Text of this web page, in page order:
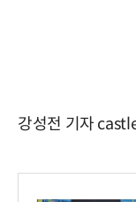
강성전 기자